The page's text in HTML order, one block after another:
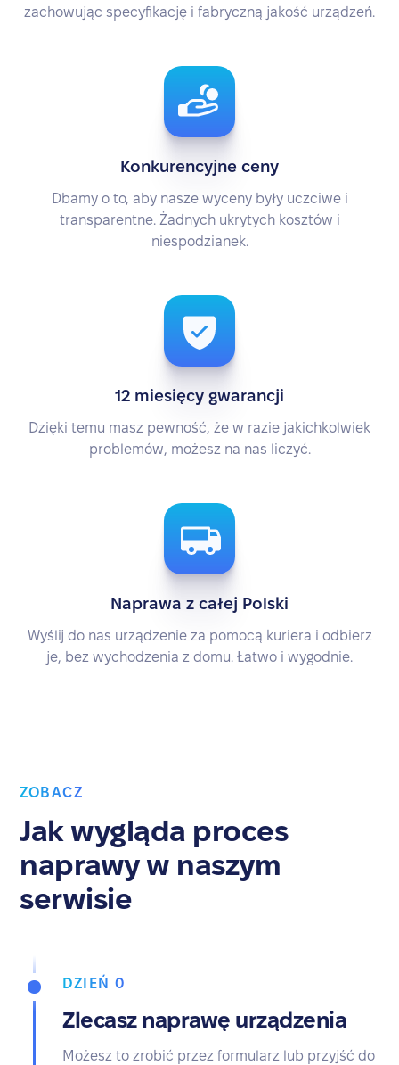
zachowując specyfikację i fabryczną jakość urządzeń.
Konkurencyjne ceny
Dbamy o to, aby nasze wyceny były uczciwe i
transparentne. Żadnych ukrytych kosztów i
niespodzianek.
12 miesięcy gwarancji
Dzięki temu masz pewność, że w razie jakichkolwiek
problemów, możesz na nas liczyć.
Naprawa z całej Polski
Wyślij do nas urządzenie za pomocą kuriera i odbierz
je, bez wychodzenia z domu. Łatwo i wygodnie.
ZOBACZ
Jak wygląda proces
naprawy w naszym
serwisie
DZIEŃ 0
Zlecasz naprawę urządzenia
Możesz to zrobić przez formularz lub przyjść do